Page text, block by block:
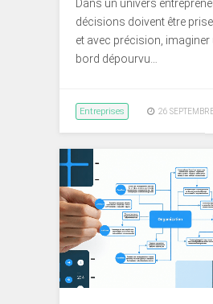
Dans un univers
décisions doivent être
et avec précision, imaginer
bord dépourvu…
Entreprises 26